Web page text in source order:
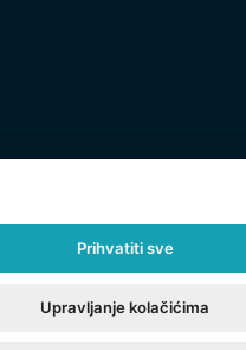
Prihvatiti sve
Upravljanje kolačićima